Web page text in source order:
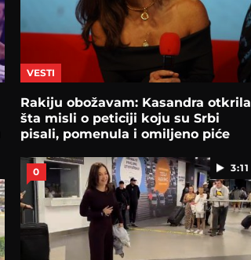
VESTI
Rakiju obožavam: Kasandra otkrila
šta misli o peticiji koju su Srbi
pisali, pomenula i omiljeno piće
3:11
0